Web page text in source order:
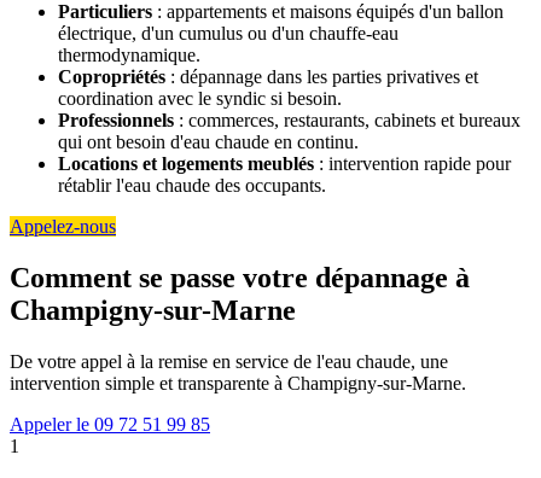
Particuliers : appartements et maisons équipés d'un ballon
électrique, d'un cumulus ou d'un chauffe-eau
thermodynamique.
Copropriétés : dépannage dans les parties privatives et
coordination avec le syndic si besoin.
Professionnels : commerces, restaurants, cabinets et bureaux
qui ont besoin d'eau chaude en continu.
Locations et logements meublés : intervention rapide pour
rétablir l'eau chaude des occupants.
Appelez-nous
Comment se passe votre dépannage à
Champigny-sur-Marne
De votre appel à la remise en service de l'eau chaude, une
intervention simple et transparente à Champigny-sur-Marne.
Appeler le 09 72 51 99 85
1